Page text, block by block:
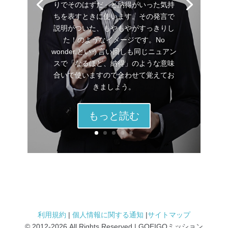
りでそのはずだ」と納得がいった気持
ちを表すときに使います。その発言で
説明がついた、もやもやがすっきりし
た！のようなイメージです。No
wonder.という言い回しも同じニュアン
スで「なるほど、納得」のような意味
合いで使いますので合わせて覚えてお
きましょう。
もっと読む
利用規約 | 個人情報に関する通知 |サイトマップ